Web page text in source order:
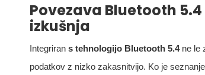
Povezava Bluetooth
izkušnja
Integriran s tehnologijo Bluetooth 5.4 ne le
podatkov z nizko zakasnitvijo. Ko je